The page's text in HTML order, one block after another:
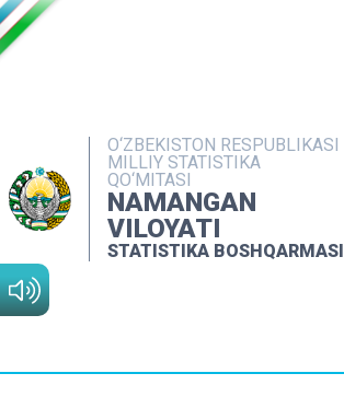
O‘ZBEKISTON RESPUBLIKASI
MILLIY STATISTIKA
QO‘MITASI
NAMANGAN
VILOYATI
STATISTIKA BOSHQARMASI
NASHRLAR
INTERAKTIV XIZMATLAR
MATBUOT XIZMATI
MUROJAATLAR